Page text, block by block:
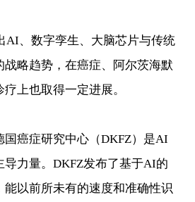
AI、数字孪生、大脑芯片与传统
战略趋势，在癌症、阿尔茨海默
上也取得一定进展。
国癌症研究中心（DKFZ）是AI
导力量。DKFZ发布了基于AI的
能以前所未有的速度和准确性识